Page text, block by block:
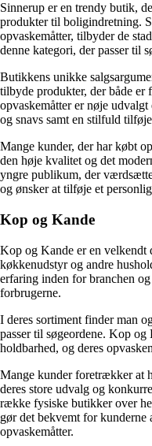
Sinnerup er en trendy butik,
produkter til boligindretning.
opvaskemåtter, tilbyder de
denne kategori, der passer til
Butikkens unikke
tilbyde produkter, der både
opvaskemåtter er nøje
og snavs samt en stilfuld
Mange kunder, der har købt
den høje kvalitet og det
yngre publikum, der
og ønsker at tilføje et
Kop og Kande
Kop og Kande er en velkendt
køkkenudstyr og andre
erfaring inden for branchen
forbrugerne.
I deres sortiment finder man
passer til søgeordene. Kop
holdbarhed, og deres
Mange kunder foretrækker at
deres store udvalg og
række fysiske butikker over
gør det bekvemt for kunderne
opvaskemåtter.